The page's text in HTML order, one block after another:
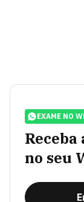
EXAME NO
Receba
no seu